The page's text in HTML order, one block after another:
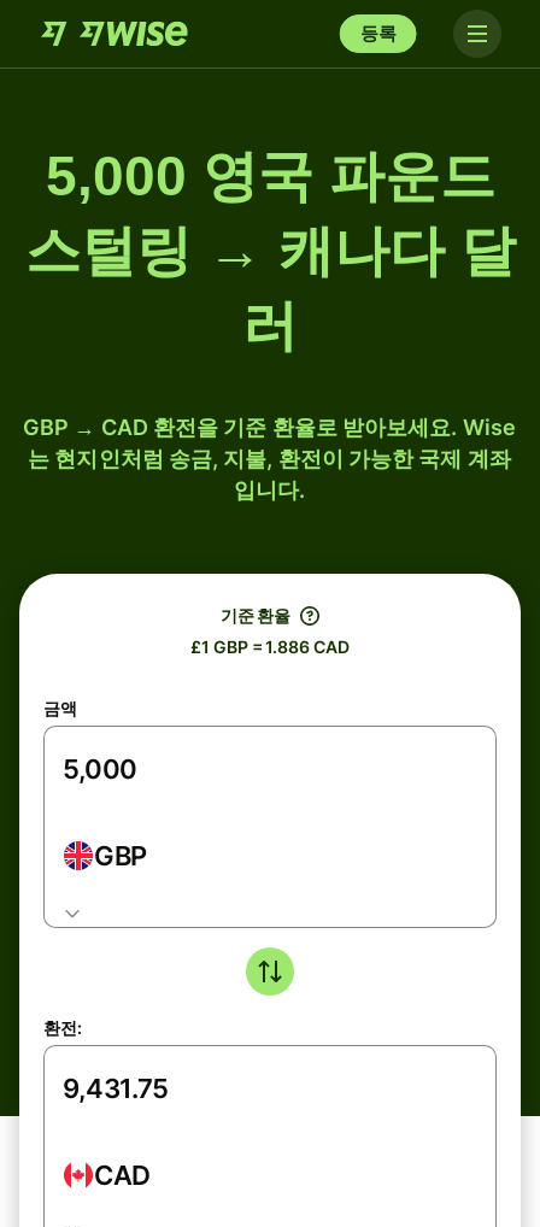
등록
5,000 영국 파운드
스털링 → 캐나다 달
러
GBP → CAD 환전을 기준 환율로 받아보세요. Wise
는 현지인처럼 송금, 지불, 환전이 가능한 국제 계좌
입니다.
기준 환율
£1 GBP = 1.886 CAD
금액
GBP
환전:
CAD